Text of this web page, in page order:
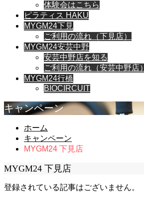
体験会はこちら
ピラティス HAKU
MYGM24下見
ご利用の流れ（下見店）
MYGM24安芸中野
安芸中野店を知る
ご利用の流れ（安芸中野店）
MYGM24行橋
BIOCIRCUIT
キャンペーン
ホーム
キャンペーン
MYGM24 下見店
MYGM24 下見店
登録されている記事はございません。